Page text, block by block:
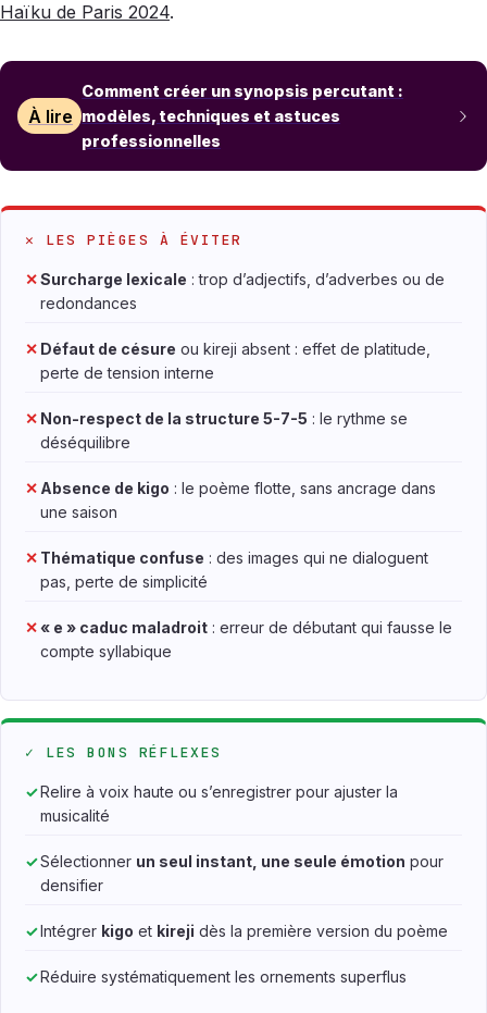
Haïku de Paris 2024.
À lire
Comment créer un synopsis percutant :
modèles, techniques et astuces
professionnelles
✕ LES PIÈGES À ÉVITER
✕Surcharge lexicale : trop d’adjectifs, d’adverbes ou de
redondances
✕ Défaut de césure ou kireji absent : effet de platitude,
perte de tension interne
✕ Non-respect de la structure 5-7-5 : le rythme se
déséquilibre
✕ Absence de kigo : le poème flotte, sans ancrage dans
une saison
✕ Thématique confuse : des images qui ne dialoguent
pas, perte de simplicité
✕« e » caduc maladroit : erreur de débutant qui fausse le
compte syllabique
✓ LES BONS RÉFLEXES
✓Relire à voix haute ou s’enregistrer pour ajuster la
musicalité
✓Sélectionner un seul instant, une seule émotion pour
densifier
✓Intégrer kigo et kireji dès la première version du poème
✓Réduire systématiquement les ornements superflus